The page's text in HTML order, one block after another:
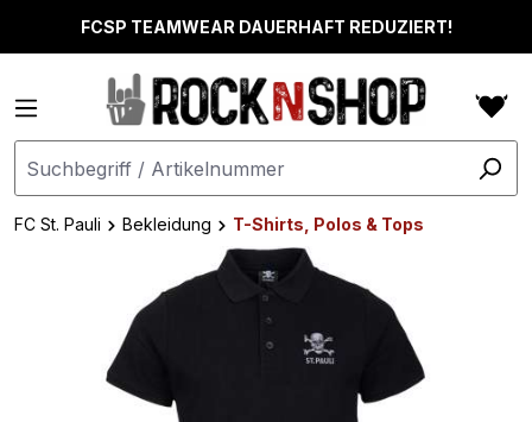
springenFCSP TEAMWEAR DAUERHAFT REDUZIERT!
FC St. Pauli Bekleidung
T-Shirts, Polos & Tops
Bildergalerie überspringen